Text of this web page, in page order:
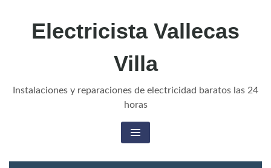
Electricista Vallecas
Villa
Instalaciones y reparaciones de electricidad baratos las 24
horas